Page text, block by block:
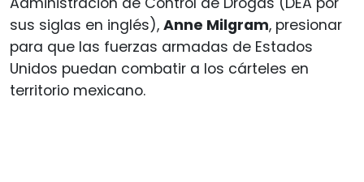
sus siglas en inglés), Anne Milgram, presionar
para que las fuerzas armadas de Estados
Unidos puedan combatir a los cárteles en
territorio mexicano.